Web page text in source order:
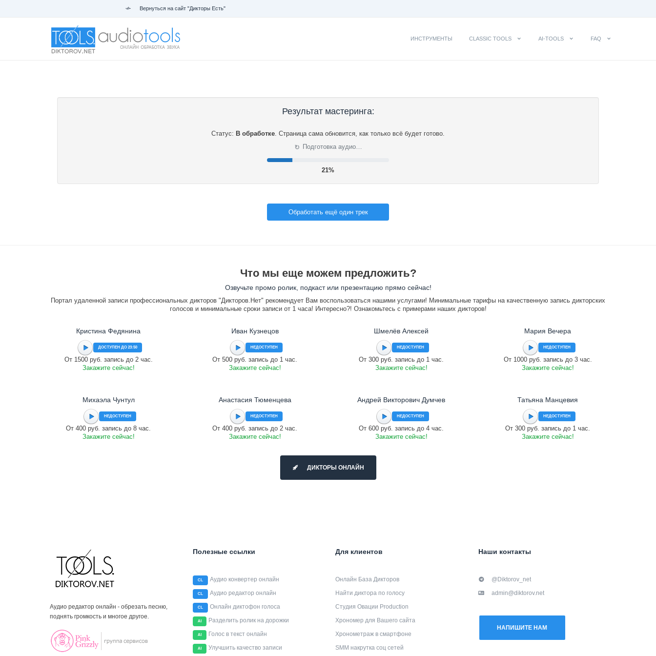
Вернуться на сайт "Дикторы Есть"
ИНСТРУМЕНТЫ CLASSIC TOOLS AI-TOOLS FAQ
Результат мастеринга:
Статус: В обработке. Страница сама обновится, как только всё будет готово.
⟳ Подготовка аудио…
21%
Обработать ещё один трек
Что мы еще можем предложить?
Озвучьте промо ролик, подкаст или презентацию прямо сейчас!
Портал удаленной записи профессиональных дикторов "Дикторов.Нет" рекомендует Вам воспользоваться нашими услугами! Минимальные тарифы на качественную запись дикторских
голосов и минимальные сроки записи от 1 часа! Интересно?! Ознакомьтесь с примерами наших дикторов!
Кристина Федянина
ДОСТУПЕН ДО 23:50
От 1500 руб. запись до 2 час.
Закажите сейчас!
Иван Кузнецов
НЕДОСТУПЕН
От 500 руб. запись до 1 час.
Закажите сейчас!
Шмелёв Алексей
НЕДОСТУПЕН
От 300 руб. запись до 1 час.
Закажите сейчас!
Мария Вечера
НЕДОСТУПЕН
От 1000 руб. запись до 3 час.
Закажите сейчас!
Михаэла Чунтул
НЕДОСТУПЕН
От 400 руб. запись до 8 час.
Закажите сейчас!
Анастасия Тюменцева
НЕДОСТУПЕН
От 400 руб. запись до 2 час.
Закажите сейчас!
Андрей Викторович Думчев
НЕДОСТУПЕН
От 600 руб. запись до 4 час.
Закажите сейчас!
Татьяна Манцевия
НЕДОСТУПЕН
От 300 руб. запись до 1 час.
Закажите сейчас!
ДИКТОРЫ ОНЛАЙН
Аудио редактор онлайн - обрезать песню,
поднять громкость и многое другое.
Полезные ссылки
CL Аудио конвертер онлайн
CL Аудио редактор онлайн
CL Онлайн диктофон голоса
AI Разделить ролик на дорожки
AI Голос в текст онлайн
AI Улучшить качество записи
Для клиентов
Онлайн База Дикторов
Найти диктора по голосу
Студия Овации Production
Хрономер для Вашего сайта
Хронометраж в смартфоне
SMM накрутка соц сетей
Наши контакты
@Diktorov_net
admin@diktorov.net
НАПИШИТЕ НАМ